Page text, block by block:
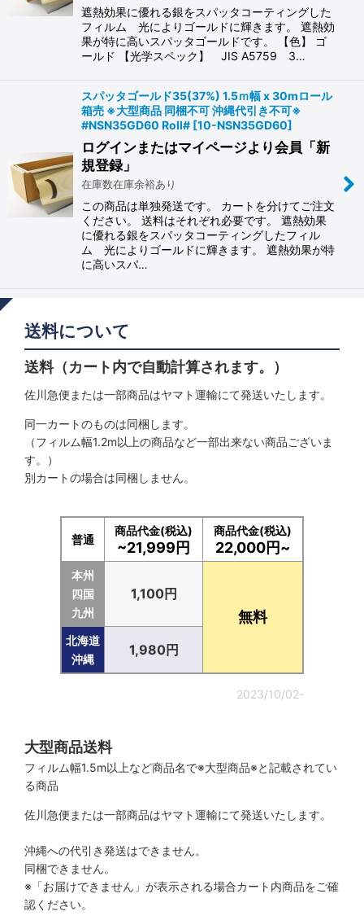
遮熱効果に優れる銀をスパッタコーティングした
フィルム 光によりゴールドに輝きます。 遮熱効
果が特に高いスパッタゴールドです。 【色】 ゴ
ールド 【光学スペック】 JIS A5759 3…
スパッタゴールド35(37%) 1.5ｍ幅 x 30mロール
箱売 ※大型商品 同梱不可 沖縄代引き不可※
#NSN35GD60 Roll# [10-NSN35GD60]
ログインまたはマイページより会員「新
規登録」
在庫数在庫余裕あり
この商品は単独発送です。 カートを分けてご注文
ください。 送料はそれぞれ必要です。 遮熱効果
に優れる銀をスパッタコーティングしたフィル
ム 光によりゴールドに輝きます。 遮熱効果が特
に高いスパ…
送料について
送料（カート内で自動計算されます。）
佐川急便または一部商品はヤマト運輸にて発送いたします。
同一カートのものは同梱します。
（フィルム幅1.2m以上の商品など一部出来ない商品ございま
す。）
別カートの場合は同梱しません。
普通
商品代金(税込)
~21,999円
商品代金(税込)
22,000円~
本州
四国
九州
1,100円
無料
北海道
沖縄
1,980円
2023/10/02-
大型商品送料
フィルム幅1.5m以上など商品名で※大型商品※と記載されてい
る商品
佐川急便または一部商品はヤマト運輸にて発送いたします。
沖縄への代引き発送はできません。
同梱できません。
※「お届けできません」が表示される場合カート内商品をご確
認ください。